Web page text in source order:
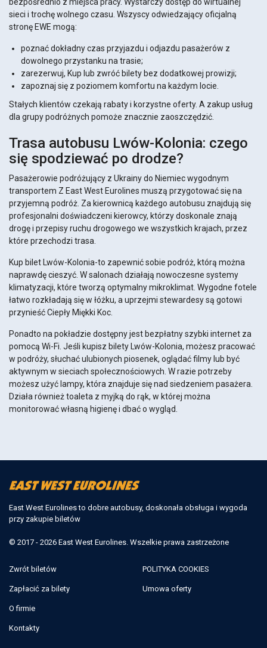
bezpośrednio z miejsca pracy. Wystarczy dostęp do wirtualnej
sieci i trochę wolnego czasu. Wszyscy odwiedzający oficjalną
stronę EWE mogą:
poznać dokładny czas przyjazdu i odjazdu pasażerów z
dowolnego przystanku na trasie;
zarezerwuj, Kup lub zwróć bilety bez dodatkowej prowizji;
zapoznaj się z poziomem komfortu na każdym locie.
Stałych klientów czekają rabaty i korzystne oferty. A zakup usług
dla grupy podróżnych pomoże znacznie zaoszczędzić.
Trasa autobusu Lwów-Kolonia: czego
się spodziewać po drodze?
Pasażerowie podróżujący z Ukrainy do Niemiec wygodnym
transportem Z East West Eurolines muszą przygotować się na
przyjemną podróż. Za kierownicą każdego autobusu znajdują się
profesjonalni doświadczeni kierowcy, którzy doskonale znają
drogę i przepisy ruchu drogowego we wszystkich krajach, przez
które przechodzi trasa.
Kup bilet Lwów-Kolonia-to zapewnić sobie podróż, którą można
naprawdę cieszyć. W salonach działają nowoczesne systemy
klimatyzacji, które tworzą optymalny mikroklimat. Wygodne fotele
łatwo rozkładają się w łóżku, a uprzejmi stewardesy są gotowi
przynieść Ciepły Miękki Koc.
Ponadto na pokładzie dostępny jest bezpłatny szybki internet za
pomocą Wi-Fi. Jeśli kupisz bilety Lwów-Kolonia, możesz pracować
w podróży, słuchać ulubionych piosenek, oglądać filmy lub być
aktywnym w sieciach społecznościowych. W razie potrzeby
możesz użyć lampy, która znajduje się nad siedzeniem pasażera.
Działa również toaleta z myjką do rąk, w której można
monitorować własną higienę i dbać o wygląd.
East West Eurolines to dobre autobusy, doskonała obsługa i wygoda
przy zakupie biletów
© 2017 - 2026 East West Eurolines. Wszelkie prawa zastrzeżone
Zwrót biletów
Zapłacić za bilety
O firmie
Kontakty
POLITYKA COOKIES
Umowa oferty